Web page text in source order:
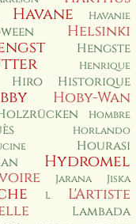
Havane Havanie
Helsinki
Hengste
Henrique
Hiro Historique
Hoby-Wan
Hombre
Horlando
Hourasi
Hydromel
Jarana Jiska
L
L'Artiste
Lambada